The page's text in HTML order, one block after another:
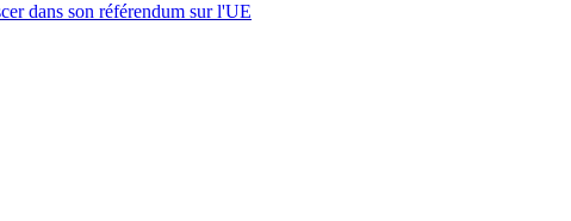
dans son référendum sur l'UE